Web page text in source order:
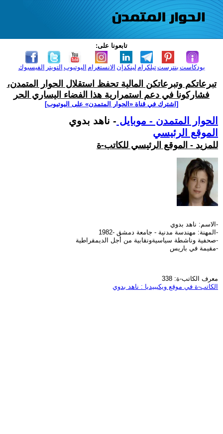
تابعونا على:
الفيسبوك التويتر اليوتيوب الانستغرام لينكدإن تيلكرامبنترست بودكاست
تبرعاتكم وتبرعاتكن المالية تحفظ استقلال الحوار المتمدن،
فشاركونا في دعم استمرارية هذا الفضاء اليساري الحر
[اشترك في قناة ‫«الحوار المتمدن» على اليوتيوب]
الحوار المتمدن - موبايل - ناهد بدوي
الموقع الرئيسي
للمزيد - الموقع الرئيسي للكاتب-ة
-الاسم: ناهد بدوي
-المهنة: مهندسة مدنية - جامعة دمشق -1982
-صحفية وناشطة سياسيةونقابية من أجل الديمقراطية
-مقيمة في باريس
معرف الكاتب-ة: 338
الكاتب-ة في موقع ويكيبيديا : ناهد بدوي